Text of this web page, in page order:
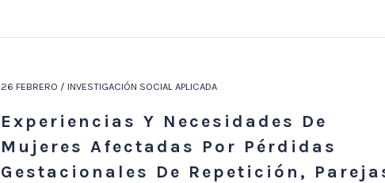
26 FEBRERO / INVESTIGACIÓN SOCIAL APLICADA
Experiencias Y Necesidades De
Mujeres Afectadas Por Pérdidas
Gestacionales De Repetición,